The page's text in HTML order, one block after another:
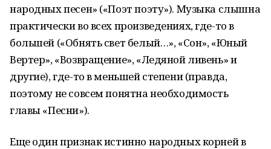
народных песен» («Поэт поэту»). Музыка слышна
практически во всех произведениях, где-то в
большей («Обнять свет белый…», «Сон», «Юный
Вертер», «Возвращение», «Ледяной ливень» и
другие), где-то в меньшей степени (правда,
поэтому не совсем понятна необходимость
главы «Песни»).
Еще один признак истинно народных корней в